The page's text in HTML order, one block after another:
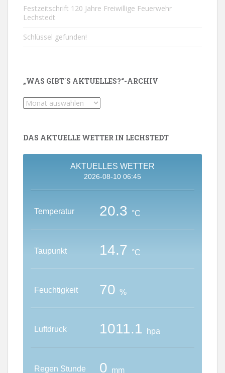
Festzeitschrift 120 Jahre Freiwillige Feuerwehr
Lechstedt
Schlüssel gefunden!
„WAS GIBT´S AKTUELLES?“-ARCHIV
„Was
Aktuelles?“-
DAS AKTUELLE WETTER IN LECHSTEDT